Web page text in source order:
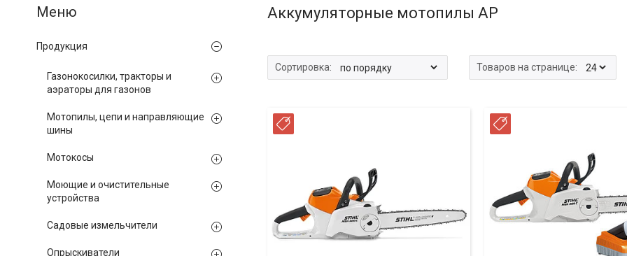
Аккумуляторные мотопилы AP
Продукция
Газонокосилки, тракторы и
аэраторы для газонов
Мотопилы, цепи и направляющие
шины
Мотокосы
Моющие и очистительные
устройства
Садовые измельчители
Опрыскиватели